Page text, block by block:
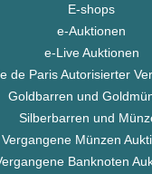
E-shops
e-Auktionen
e-Live Auktionen
de Paris Autorisierter
Goldbarren und
Silberbarren und
Vergangene Münzen
Banknoten